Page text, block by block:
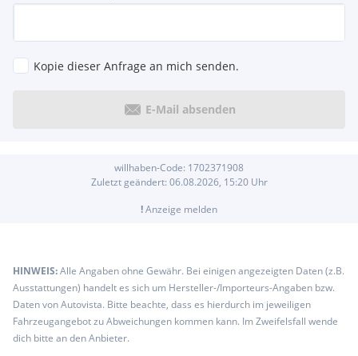
Kopie dieser Anfrage an mich senden.
E-Mail absenden
willhaben-Code: 1702371908
Zuletzt geändert: 06.08.2026, 15:20Uhr
!Anzeige melden
HINWEIS:Alle Angaben ohne Gewähr. Bei einigen angezeigten Daten (z.B.
Ausstattungen) handelt es sich um Hersteller-/Importeurs-Angaben bzw.
Daten von Autovista. Bitte beachte, dass es hierdurch im jeweiligen
Fahrzeugangebot zu Abweichungen kommen kann. Im Zweifelsfall wende
dich bitte an den Anbieter.